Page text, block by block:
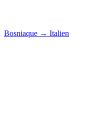
Bosniaque → Italien